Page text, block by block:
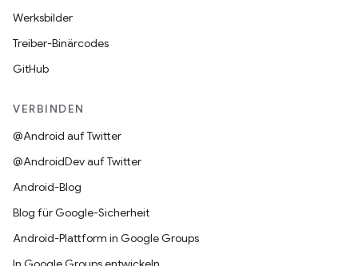
Werksbilder
Treiber-Binärcodes
GitHub
VERBINDEN
@Android auf Twitter
@AndroidDev auf Twitter
Android-Blog
Blog für Google-Sicherheit
Android-Plattform in Google Groups